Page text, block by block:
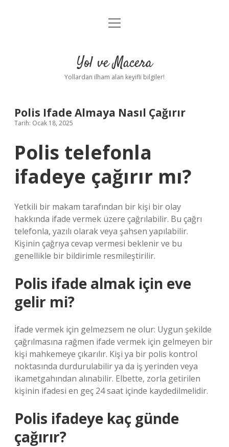
Anasayfa
Yasal Uyarı
menüyü
Yol ve Macera
Yollardan ilham alan keyifli bilgiler!
Polis Ifade Almaya Nasıl Çağırır
Tarih: Ocak 18, 2025
Polis telefonla
ifadeye çağırır mı?
Yetkili bir makam tarafından bir kişi bir olay
hakkında ifade vermek üzere çağrılabilir. Bu çağrı
telefonla, yazılı olarak veya şahsen yapılabilir.
Kişinin çağrıya cevap vermesi beklenir ve bu
genellikle bir bildirimle resmileştirilir.
Polis ifade almak için eve
gelir mi?
İfade vermek için gelmezsem ne olur: Uygun şekilde
çağrılmasına rağmen ifade vermek için gelmeyen bir
kişi mahkemeye çıkarılır. Kişi ya bir polis kontrol
noktasında durdurulabilir ya da iş yerinden veya
ikametgahından alınabilir. Elbette, zorla getirilen
kişinin ifadesi en geç 24 saat içinde kaydedilmelidir.
Polis ifadeye kaç günde
çağırır?